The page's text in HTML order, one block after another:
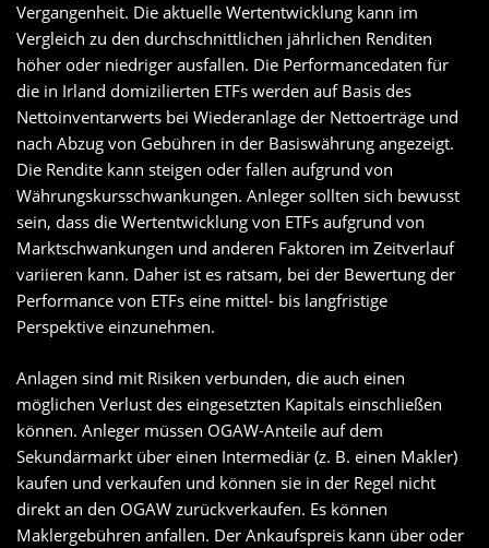
Vergangenheit. Die aktuelle Wertentwicklung kann im
Vergleich zu den durchschnittlichen jährlichen Renditen
höher oder niedriger ausfallen. Die Performancedaten für
die in Irland domizilierten ETFs werden auf Basis des
Nettoinventarwerts bei Wiederanlage der Nettoerträge und
nach Abzug von Gebühren in der Basiswährung angezeigt.
Die Rendite kann steigen oder fallen aufgrund von
Währungskursschwankungen. Anleger sollten sich bewusst
sein, dass die Wertentwicklung von ETFs aufgrund von
Marktschwankungen und anderen Faktoren im Zeitverlauf
variieren kann. Daher ist es ratsam, bei der Bewertung der
Performance von ETFs eine mittel- bis langfristige
Perspektive einzunehmen.
Anlagen sind mit Risiken verbunden, die auch einen
möglichen Verlust des eingesetzten Kapitals einschließen
können. Anleger müssen OGAW-Anteile auf dem
Sekundärmarkt über einen Intermediär (z. B. einen Makler)
kaufen und verkaufen und können sie in der Regel nicht
direkt an den OGAW zurückverkaufen. Es können
Maklergebühren anfallen. Der Ankaufspreis kann über oder